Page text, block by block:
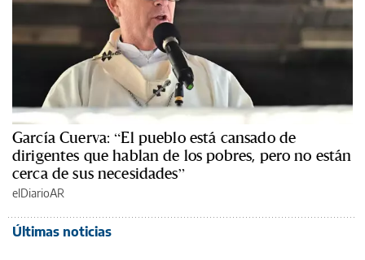
García Cuerva: “El pueblo está cansado de
dirigentes que hablan de los pobres, pero no están
cerca de sus necesidades”
elDiarioAR
Últimas noticias